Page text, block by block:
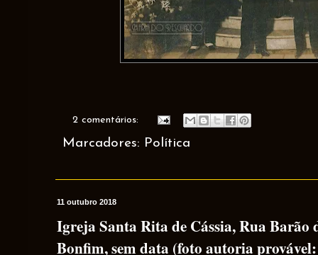
2 comentários:
Marcadores: Política
11 outubro 2018
Igreja Santa Rita de Cássia, Rua Barão
Bonfim, sem data (foto autoria